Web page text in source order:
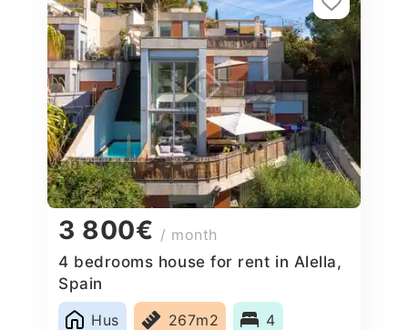
3 800€ / month
4 bedrooms house for rent in Alella,
Spain
Hus
267m2 4